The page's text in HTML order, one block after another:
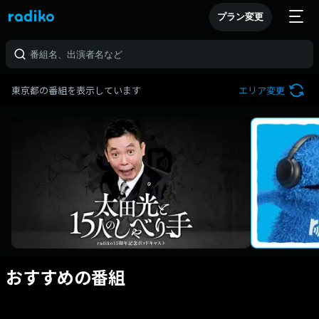
プラン変更
東京都の番組を表示しています エリア変更
おすすめの番組